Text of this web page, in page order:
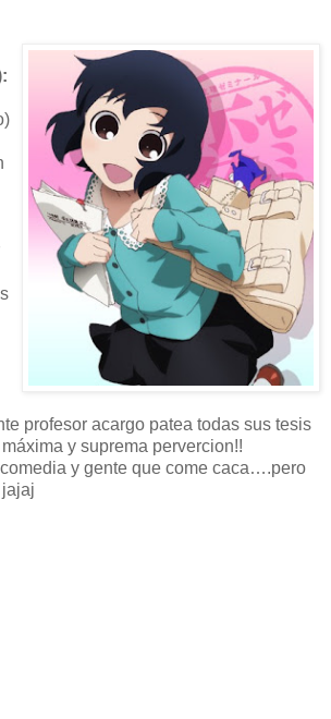
profesor acargo patea todas sus tesis
y suprema pervercion!!
y gente que come caca….pero